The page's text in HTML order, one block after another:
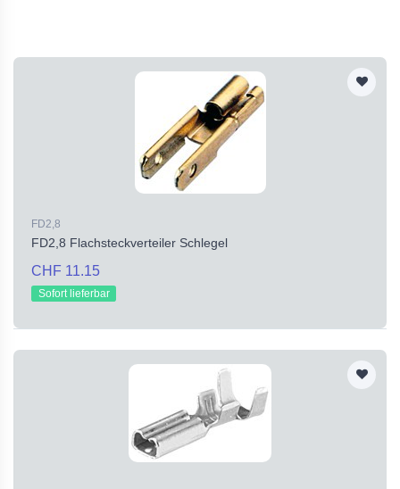
FD2,8
FD2,8 Flachsteckverteiler Schlegel
CHF 11.15
Sofort lieferbar